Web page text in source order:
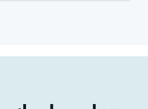
السوداء عن طريق منع